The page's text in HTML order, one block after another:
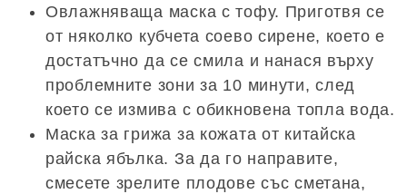
Овлажняваща маска с тофу. Приготвя се
от няколко кубчета соево сирене, което е
достатъчно да се смила и нанася върху
проблемните зони за 10 минути, след
което се измива с обикновена топла вода.
Маска за грижа за кожата от китайска
райска ябълка. За да го направите,
смесете зрелите плодове със сметана,